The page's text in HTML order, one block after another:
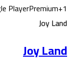
PlayerPremium+1
Joy Land
Joy Land